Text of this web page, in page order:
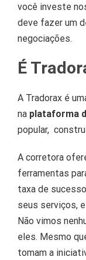
você investe
deve fazer um
negociações.
É
A Tradorax é
na plataforma
popular,
A corretora
ferramentas
taxa de
seus serviços,
Não vimos
eles. Mesmo
tomam a